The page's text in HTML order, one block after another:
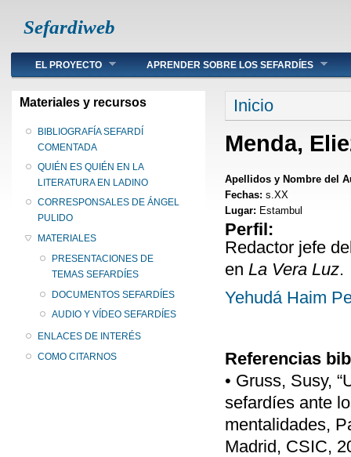
Sefardiweb
Main menu
EL PROYECTO APRENDER SOBRE LOS SEFARDÍES
Materiales y recursos
BIBLIOGRAFÍA SEFARDÍ
COMENTADA
QUIÉN ES QUIÉN EN LA
LITERATURA EN LADINO
CORRESPONSALES DE ÁNGEL
PULIDO
MATERIALES
PRESENTACIONES DE
TEMAS SEFARDÍES
DOCUMENTOS SEFARDÍES
AUDIO Y VÍDEO SEFARDÍES
ENLACES DE INTERÉS
COMO CITARNOS
Se encuentra
Inicio
Menda,
Apellidos y Nombre del
Fechas: s.XX
Lugar: Estambul
Perfil:
Redactor jefe
en La Vera Luz.
Yehudá Haim
Referencias
• Gruss, Susy,
sefardíes ante
mentalidades,
Madrid, CSIC,